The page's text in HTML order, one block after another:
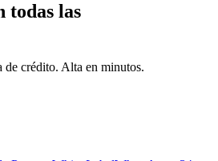
todas las
de crédito. Alta en minutos.